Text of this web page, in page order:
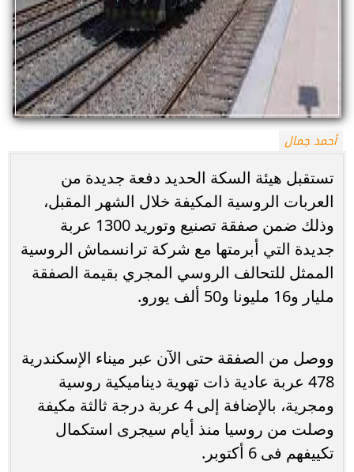
أحمد جمال
تستقبل هيئة السكة الحديد دفعة جديدة من
العربات الروسية المكيفة خلال الشهر المقبل،
وذلك ضمن صفقة تصنيع وتوريد 1300 عربة
جديدة التي أبرمتها مع شركة ترانسماش الروسية
الممثل للتحالف الروسي المجري بقيمة الصفقة
مليار و16 مليونا و50 ألف يورو.
ووصل من الصفقة حتى الآن عبر ميناء الإسكندرية
478 عربة عادية ذات تهوية ديناميكية روسية
ومجرية، بالإضافة إلى 4 عربة درجة ثالثة مكيفة
وصلت من روسيا منذ أيام سيجرى استكمال
تكييفهم فى 6 أكتوبر.